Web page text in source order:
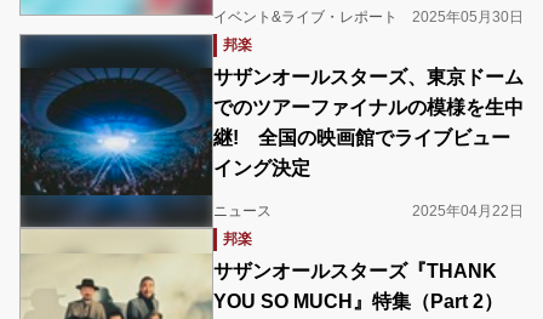
イベント&ライブ・レポート
2025年05月30日
邦楽
サザンオールスターズ、東京ドーム
でのツアーファイナルの模様を生中
継! 全国の映画館でライブビュー
イング決定
ニュース
2025年04月22日
邦楽
サザンオールスターズ『THANK
YOU SO MUCH』特集（Part 2）